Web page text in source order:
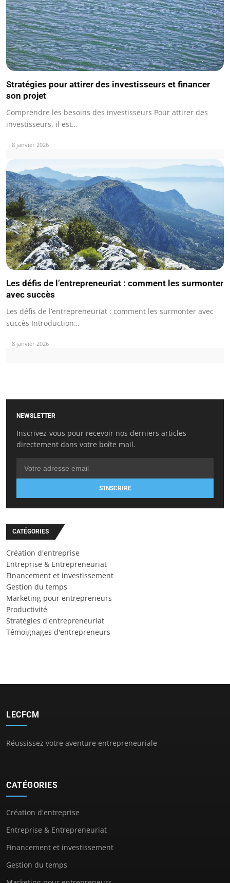
Stratégies pour attirer des investisseurs et financer
son projet
Comprendre les besoins des investisseurs Pour attirer des
investisseurs, il est…
8 janvier 2026
Les défis de l’entrepreneuriat : comment les surmonter
avec succès
Les défis de l’entrepreneuriat : comment les surmonter avec
succès Introduction…
8 janvier 2026
NEWSLETTER
Inscrivez-vous pour recevoir nos derniers articles
directement dans votre boîte mail.
S'INSCRIRE
CATÉGORIES
Création d'entreprise
Entreprise & Entrepreneuriat
Financement et investissement
Gestion du temps
Marketing pour entrepreneurs
Productivité
Stratégies d'entrepreneuriat
Témoignages d'entrepreneurs
LECFCM
Réussissez votre aventure entrepreneuriale
CATÉGORIES
Création d'entreprise
Entreprise & Entrepreneuriat
Financement et investissement
Gestion du temps